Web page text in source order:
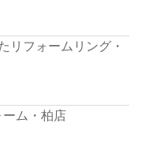
リフォームリング・
ム・柏店